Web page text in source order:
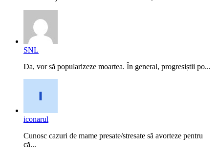
SNL
Da, vor să popularizeze moartea. În general, progresiștii po...
iconarul
Cunosc cazuri de mame presate/stresate să avorteze pentru
că...